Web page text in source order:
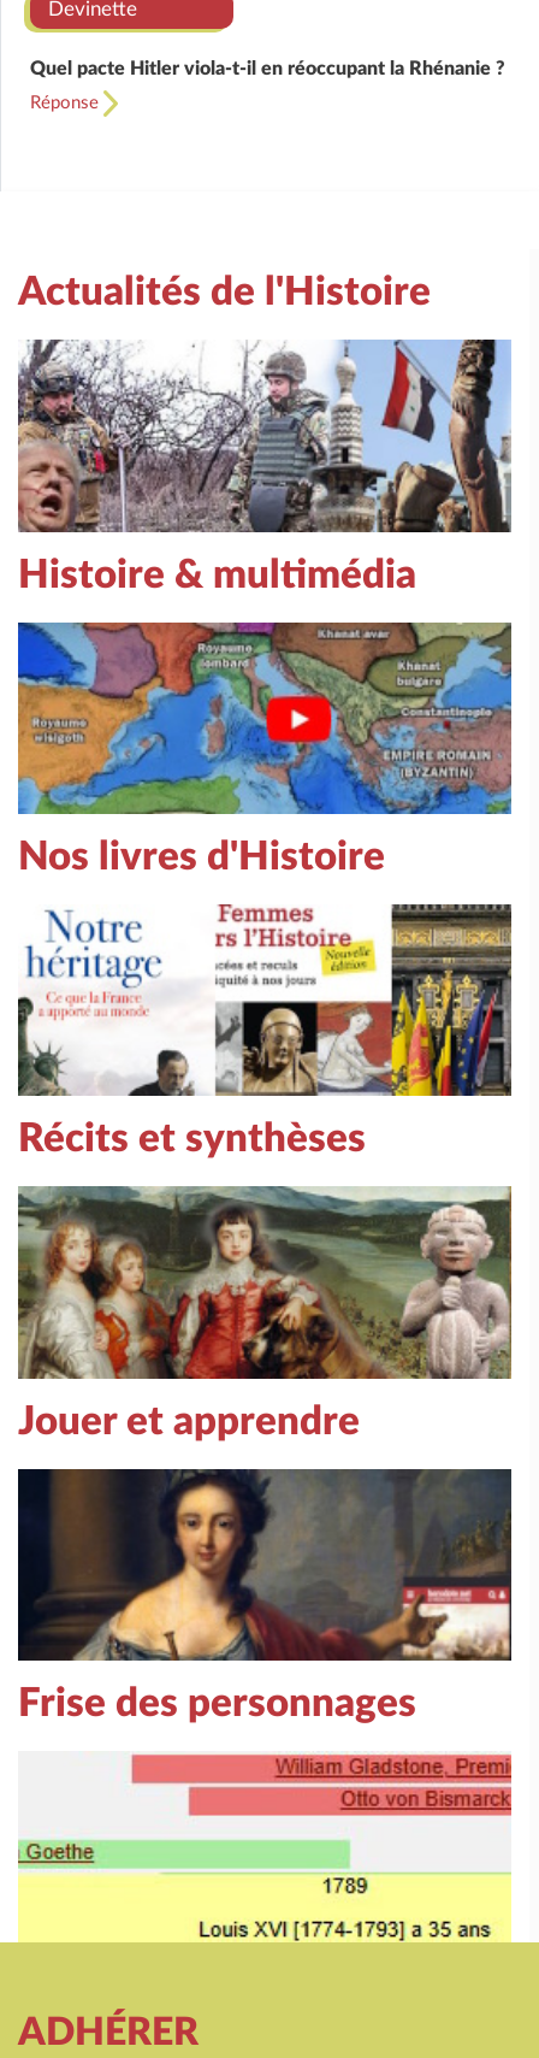
Devinette
Quel pacte Hitler viola-t-il en réoccupant la Rhénanie ?
Réponse
Actualités de l'Histoire
Histoire & multimédia
Nos livres d'Histoire
Récits et synthèses
Jouer et apprendre
Frise des personnages
ADHÉRER